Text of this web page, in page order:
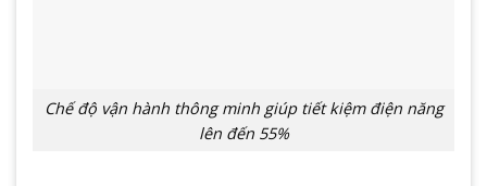
Chế độ vận hành thông minh giúp tiết kiệm điện năng
lên đến 55%